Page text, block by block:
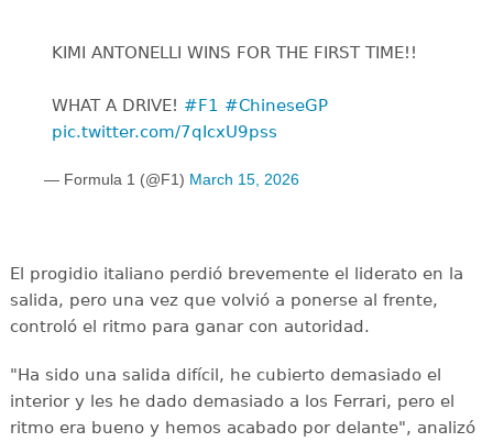
KIMI ANTONELLI WINS FOR THE FIRST TIME!!
WHAT A DRIVE! ‍ #F1 #ChineseGP
pic.twitter.com/7qIcxU9pss
— Formula 1 (@F1) March 15, 2026
El progidio italiano perdió brevemente el liderato en la
salida, pero una vez que volvió a ponerse al frente,
controló el ritmo para ganar con autoridad.
"Ha sido una salida difícil, he cubierto demasiado el
interior y les he dado demasiado a los Ferrari, pero el
ritmo era bueno y hemos acabado por delante", analizó